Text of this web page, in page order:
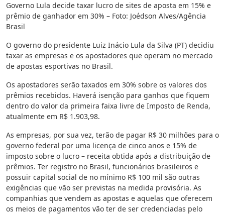
Governo Lula decide taxar lucro de sites de aposta em 15% e
prêmio de ganhador em 30% – Foto: Joédson Alves/Agência
Brasil
O governo do presidente Luiz Inácio Lula da Silva (PT) decidiu
taxar as empresas e os apostadores que operam no mercado
de apostas esportivas no Brasil.
Os apostadores serão taxados em 30% sobre os valores dos
prêmios recebidos. Haverá isenção para ganhos que fiquem
dentro do valor da primeira faixa livre de Imposto de Renda,
atualmente em R$ 1.903,98.
As empresas, por sua vez, terão de pagar R$ 30 milhões para o
governo federal por uma licença de cinco anos e 15% de
imposto sobre o lucro – receita obtida após a distribuição de
prêmios. Ter registro no Brasil, funcionários brasileiros e
possuir capital social de no mínimo R$ 100 mil são outras
exigências que vão ser previstas na medida provisória. As
companhias que vendem as apostas e aquelas que oferecem
os meios de pagamentos vão ter de ser credenciadas pelo